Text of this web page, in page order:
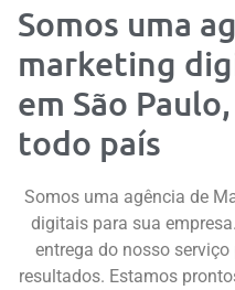
Somos uma
marketing
em São
todo país
Somos uma agência de
digitais para sua
entrega do nosso
resultados. Estamos